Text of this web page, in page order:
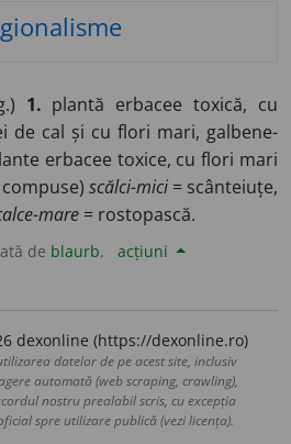
1. plantă erbacee toxică, cu
de cal și cu flori mari, galbene-
erbacee toxice, cu flori mari
scălci-mici = scânteiuțe,
mare = rostopască.
de blaurb. acțiuni
dexonline (https://dexonline.ro)
datelor de pe acest site, inclusiv
automată (web scraping, crawling),
nostru prealabil scris, cu excepția
spre utilizare publică (vezi licența).